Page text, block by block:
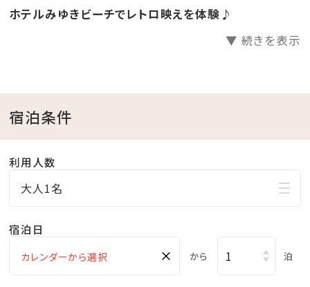
☆･*:.｡. .｡.:*･☆ﾟ･*:.｡. .｡.:*･☆ﾟ･*:.｡. .｡.:*･☆ﾟ･*:.｡.
■当館のココがおすすめ
□全室オーシャンビュー確約！
□沖縄と言えば海！ホテル目の前はプライベートビーチ
♪
□全室和洋室なので小さなお子様連れのファミリーに
□全室バス・トイレ別！広々浴室で快適
疲れた身体をのんびり休めることのできる広々空間。
ホテルみゆきビーチでレトロ映えを体験♪
▼ 続きを表示
宿泊条件
利用人数
大人1名
宿泊日
× から 泊